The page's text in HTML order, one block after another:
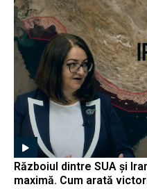
Războiul dintre SUA și
maximă. Cum arată